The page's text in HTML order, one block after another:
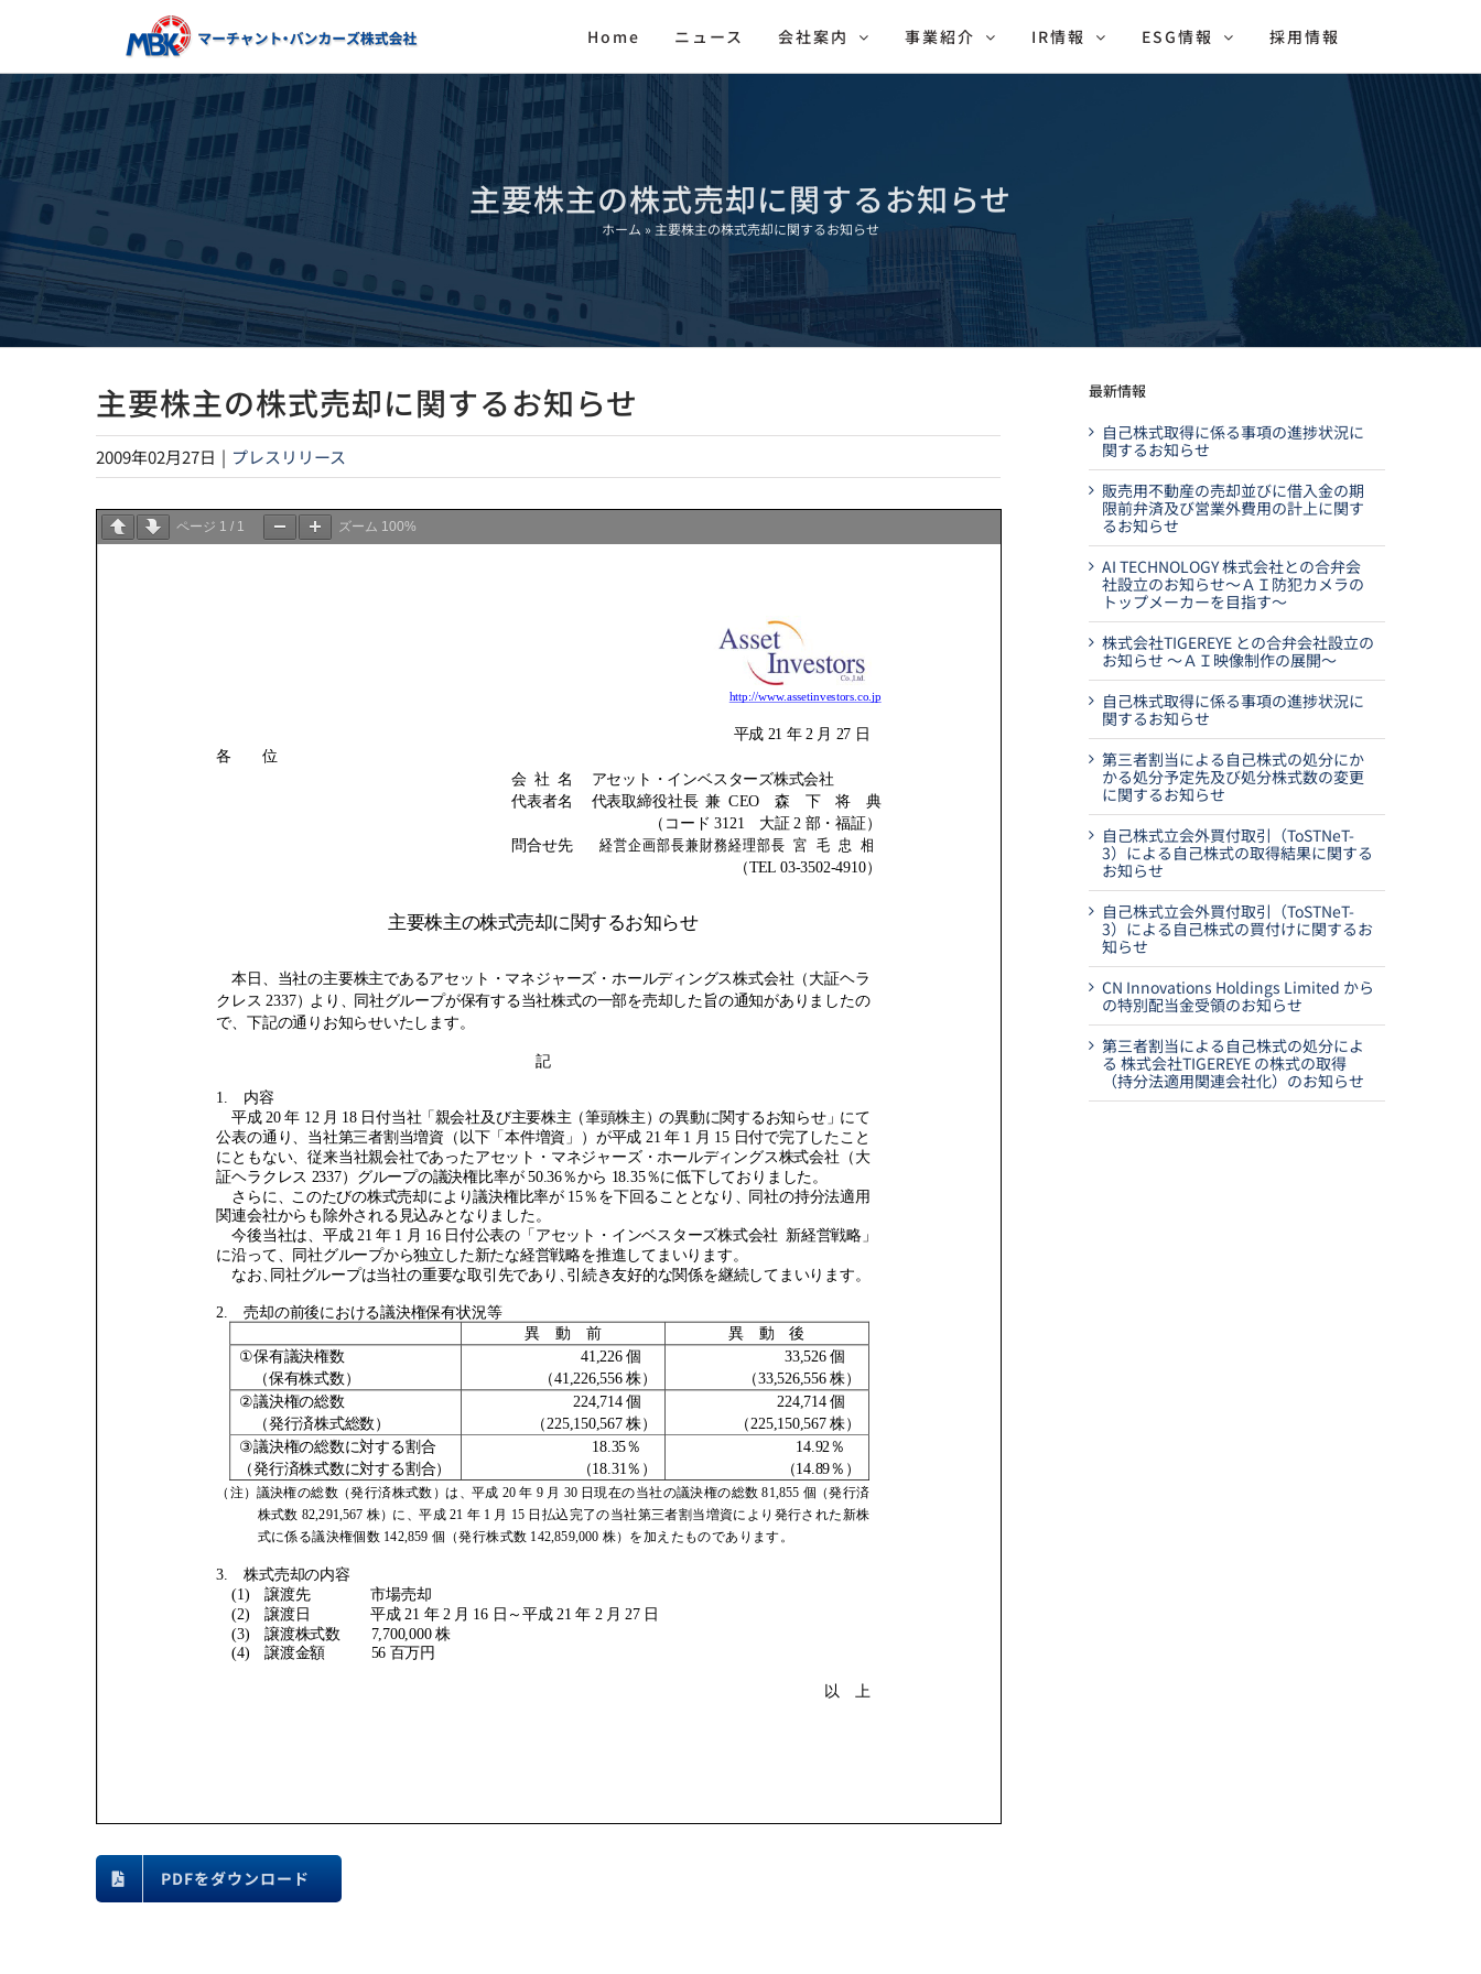
content
Home ニュース 会社案内 事業紹介 IR情報 ESG情報 採用情報
主要株主の株式売却に関するお知らせ
ホーム » 主要株主の株式売却に関するお知らせ
主要株主の株式売却に関するお知らせ
2009年02月27日 | プレスリリース
ページ 1 / 1 ズーム 100%
PDFをダウンロード
最新情報
自己株式取得に係る事項の進捗状況に
関するお知らせ
販売用不動産の売却並びに借入金の期
限前弁済及び営業外費用の計上に関す
るお知らせ
AI TECHNOLOGY 株式会社との合弁会
社設立のお知らせ～ＡＩ防犯カメラの
トップメーカーを目指す～
株式会社TIGEREYE との合弁会社設立の
お知らせ ～ＡＩ映像制作の展開～
自己株式取得に係る事項の進捗状況に
関するお知らせ
第三者割当による自己株式の処分にか
かる処分予定先及び処分株式数の変更
に関するお知らせ
自己株式立会外買付取引（ToSTNeT-
3）による自己株式の取得結果に関する
お知らせ
自己株式立会外買付取引（ToSTNeT-
3）による自己株式の買付けに関するお
知らせ
CN Innovations Holdings Limited から
の特別配当金受領のお知らせ
第三者割当による自己株式の処分によ
る 株式会社TIGEREYE の株式の取得
（持分法適用関連会社化）のお知らせ